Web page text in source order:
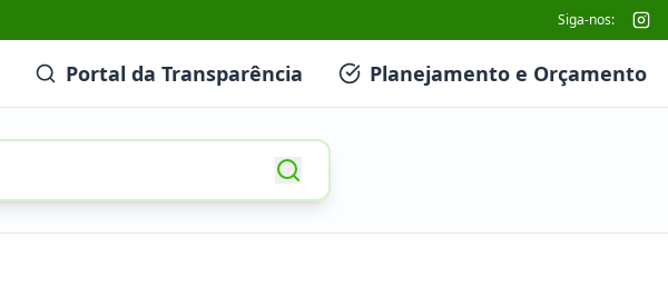
Siga-nos:
Portal da Transparência Planejamento e Orçamento